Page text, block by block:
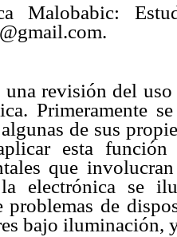
Malobabic:
una revisión del
Primeramente
de sus
esta
que
electrónica se
problemas de
bajo iluminación,